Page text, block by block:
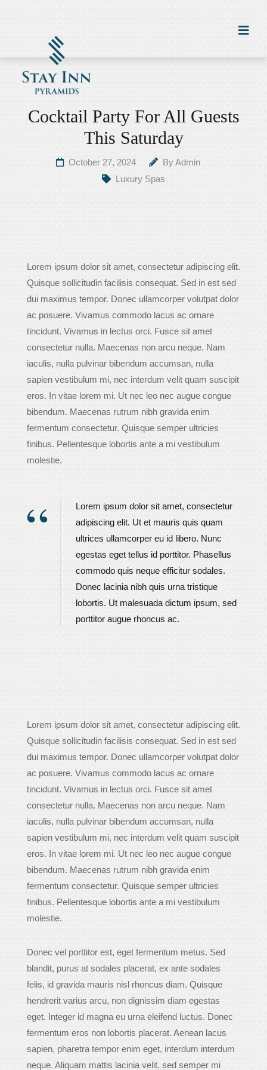
Cocktail Party For All Guests
This Saturday
October 27, 2024 ByAdmin
Luxury Spas
Lorem ipsum dolor sit amet, consectetur adipiscing elit.
Quisque sollicitudin facilisis consequat. Sed in est sed
dui maximus tempor. Donec ullamcorper volutpat dolor
ac posuere. Vivamus commodo lacus ac ornare
tincidunt. Vivamus in lectus orci. Fusce sit amet
consectetur nulla. Maecenas non arcu neque. Nam
iaculis, nulla pulvinar bibendum accumsan, nulla
sapien vestibulum mi, nec interdum velit quam suscipit
eros. In vitae lorem mi. Ut nec leo nec augue congue
bibendum. Maecenas rutrum nibh gravida enim
fermentum consectetur. Quisque semper ultricies
finibus. Pellentesque lobortis ante a mi vestibulum
molestie.
Lorem ipsum dolor sit amet, consectetur
adipiscing elit. Ut et mauris quis quam
ultrices ullamcorper eu id libero. Nunc
egestas eget tellus id porttitor. Phasellus
commodo quis neque efficitur sodales.
Donec lacinia nibh quis urna tristique
lobortis. Ut malesuada dictum ipsum, sed
porttitor augue rhoncus ac.
Lorem ipsum dolor sit amet, consectetur adipiscing elit.
Quisque sollicitudin facilisis consequat. Sed in est sed
dui maximus tempor. Donec ullamcorper volutpat dolor
ac posuere. Vivamus commodo lacus ac ornare
tincidunt. Vivamus in lectus orci. Fusce sit amet
consectetur nulla. Maecenas non arcu neque. Nam
iaculis, nulla pulvinar bibendum accumsan, nulla
sapien vestibulum mi, nec interdum velit quam suscipit
eros. In vitae lorem mi. Ut nec leo nec augue congue
bibendum. Maecenas rutrum nibh gravida enim
fermentum consectetur. Quisque semper ultricies
finibus. Pellentesque lobortis ante a mi vestibulum
molestie.
Donec vel porttitor est, eget fermentum metus. Sed
blandit, purus at sodales placerat, ex ante sodales
felis, id gravida mauris nisl rhoncus diam. Quisque
hendrerit varius arcu, non dignissim diam egestas
eget. Integer id magna eu urna eleifend luctus. Donec
fermentum eros non lobortis placerat. Aenean lacus
sapien, pharetra tempor enim eget, interdum interdum
neque. Aliquam mattis lacinia velit, sed semper mi